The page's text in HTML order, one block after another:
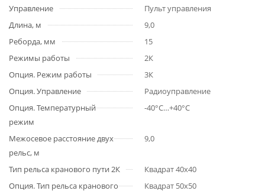
Управление
Пульт управления
Длина, м
9,0
Реборда, мм
15
Режимы работы
2К
Опция. Режим работы
3К
Опция. Управление
Радиоуправление
Опция. Температурный
режим
-40°C…+40°C
Межосевое расстояние двух
рельс, м
9,0
Тип рельса кранового пути 2К
Квадрат 40х40
Опция. Тип рельса кранового
Квадрат 50х50